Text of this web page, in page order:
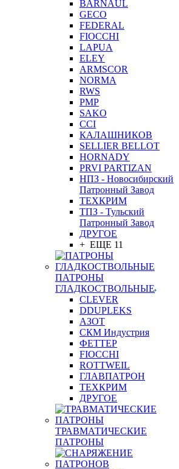
BARNAUL
GEСO
FEDERAL
FIOCCHI
LAPUA
ELEY
ARMSCOR
NORMA
RWS
PMP
SAKO
CCI
КАЛАШНИКОВ
SELLIER BELLOT
HORNADY
PRVI PARTIZAN
НПЗ - Новосибирский
Патронный Завод
ТЕХКРИМ
ТПЗ - Тульский
Патронный Завод
ДРУГОЕ
+ ЕЩЕ 11
ПАТРОНЫ
ГЛАДКОСТВОЛЬНЫЕ
CLEVER
DDUPLEKS
АЗОТ
СКМ Индустрия
ФЕТТЕР
FIOCCHI
ROTTWEIL
ГЛАВПАТРОН
ТЕХКРИМ
ДРУГОЕ
ТРАВМАТИЧЕСКИЕ
ПАТРОНЫ